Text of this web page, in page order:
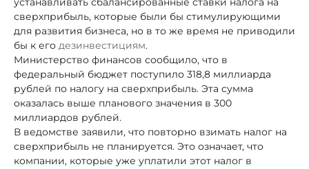
сверхприбыль, которые были бы стимулирующими
для развития бизнеса, но в то же время не приводили
бы к его дезинвестициям.
Министерство финансов сообщило, что в
федеральный бюджет поступило 318,8 миллиарда
рублей по налогу на сверхприбыль. Эта сумма
оказалась выше планового значения в 300
миллиардов рублей.
В ведомстве заявили, что повторно взимать налог на
сверхприбыль не планируется. Это означает, что
компании, которые уже уплатили этот налог в